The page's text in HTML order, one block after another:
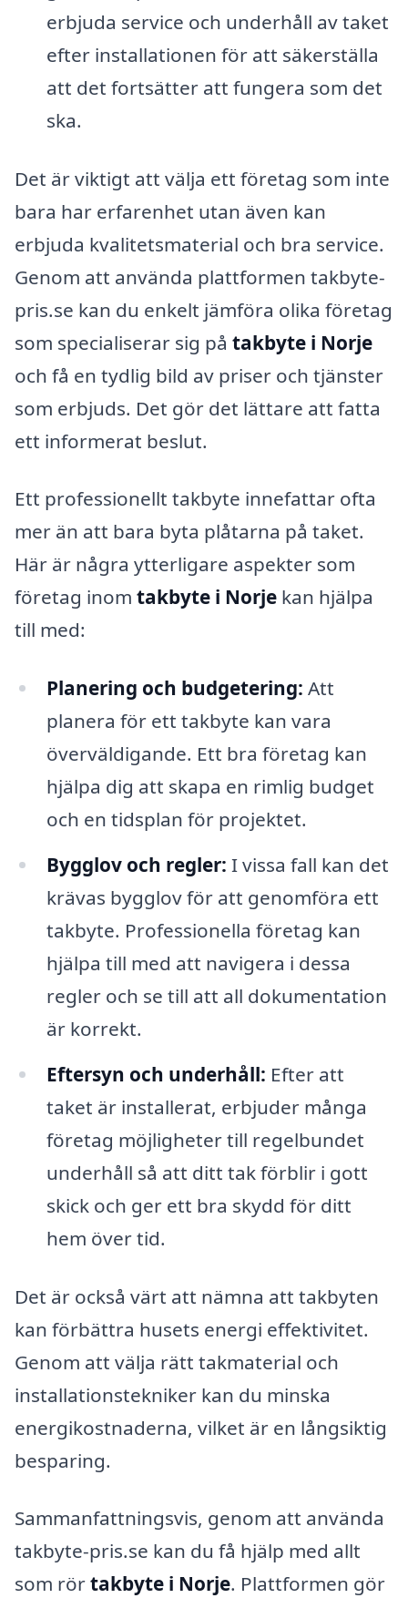
erbjuda service och underhåll av taket
efter installationen för att säkerställa
att det fortsätter att fungera som det
ska.
Det är viktigt att välja ett företag som inte
bara har erfarenhet utan även kan
erbjuda kvalitetsmaterial och bra service.
Genom att använda plattformen takbyte-
pris.se kan du enkelt jämföra olika företag
som specialiserar sig på takbyte i Norje
och få en tydlig bild av priser och tjänster
som erbjuds. Det gör det lättare att fatta
ett informerat beslut.
Ett professionellt takbyte innefattar ofta
mer än att bara byta plåtarna på taket.
Här är några ytterligare aspekter som
företag inom takbyte i Norje kan hjälpa
till med:
Planering och budgetering: Att
planera för ett takbyte kan vara
överväldigande. Ett bra företag kan
hjälpa dig att skapa en rimlig budget
och en tidsplan för projektet.
Bygglov och regler: I vissa fall kan det
krävas bygglov för att genomföra ett
takbyte. Professionella företag kan
hjälpa till med att navigera i dessa
regler och se till att all dokumentation
är korrekt.
Eftersyn och underhåll: Efter att
taket är installerat, erbjuder många
företag möjligheter till regelbundet
underhåll så att ditt tak förblir i gott
skick och ger ett bra skydd för ditt
hem över tid.
Det är också värt att nämna att takbyten
kan förbättra husets energi effektivitet.
Genom att välja rätt takmaterial och
installationstekniker kan du minska
energikostnaderna, vilket är en långsiktig
besparing.
Sammanfattningsvis, genom att använda
takbyte-pris.se kan du få hjälp med allt
som rörtakbyte i Norje. Plattformen gör